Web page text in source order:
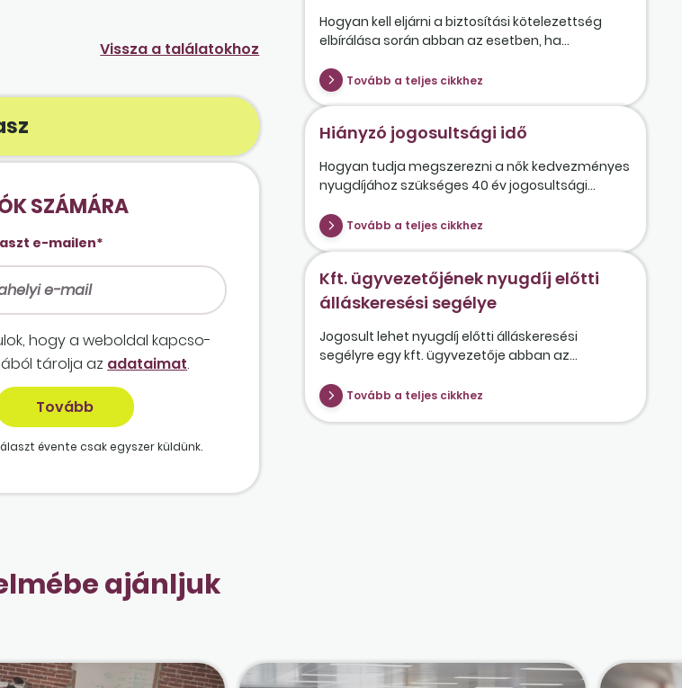
Vissza a találatokhoz
SZÁMÁRA
e-mailen*
hogy a weboldal kapcso­
tárolja az adataimat.
évente csak egyszer küldünk.
Hogyan kell eljárni a biztosítási kötelezettség
elbírálása során abban az esetben, ha...
Tovább a teljes cikkhez
Hiányzó jogosultsági idő
Hogyan tudja megszerezni a nők kedvezményes
nyugdíjához szükséges 40 év jogosultsági...
Tovább a teljes cikkhez
Kft. ügyvezetőjének nyugdíj előtti
álláskeresési segélye
Jogosult lehet nyugdíj előtti álláskeresési
segélyre egy kft. ügyvezetője abban az...
Tovább a teljes cikkhez
ajánljuk